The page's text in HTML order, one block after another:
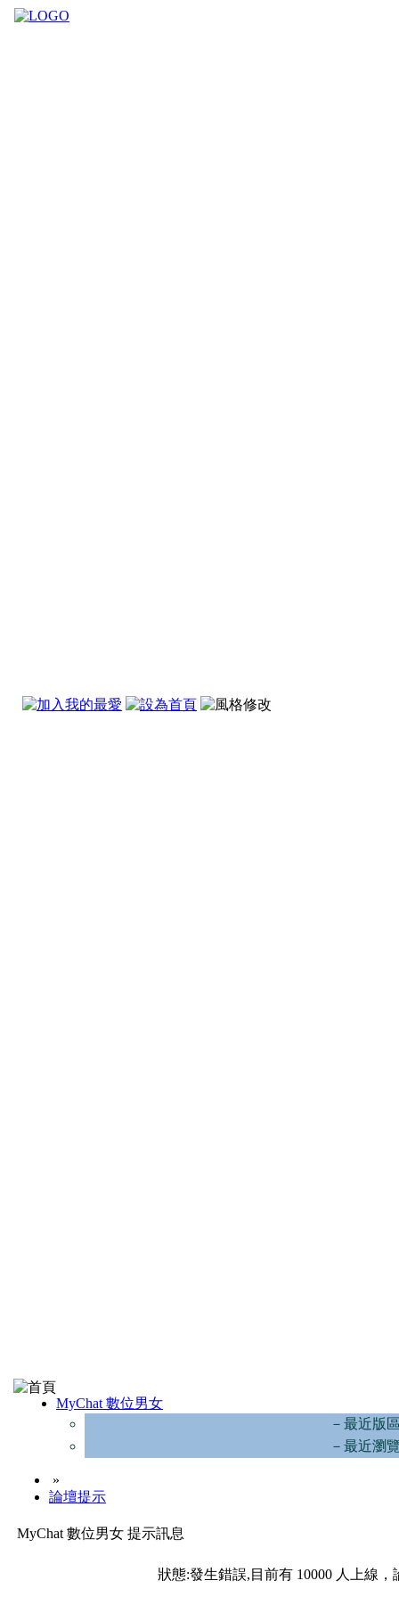
MyChat 數位男女
－最近版
－最近瀏
»
論壇提示
MyChat 數位男女 提示訊息
狀態:發生錯誤,目前有 10000 人上線